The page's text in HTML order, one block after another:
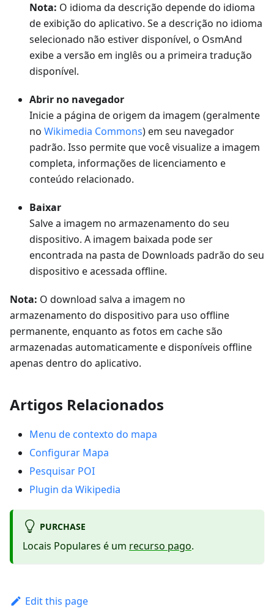
Nota: O idioma da descrição depende do idioma
de exibição do aplicativo. Se a descrição no idioma
selecionado não estiver disponível, o OsmAnd
exibe a versão em inglês ou a primeira tradução
disponível.
Abrir no navegador
Inicie a página de origem da imagem (geralmente
no Wikimedia Commons) em seu navegador
padrão. Isso permite que você visualize a imagem
completa, informações de licenciamento e
conteúdo relacionado.
Baixar
Salve a imagem no armazenamento do seu
dispositivo. A imagem baixada pode ser
encontrada na pasta de Downloads padrão do seu
dispositivo e acessada offline.
Nota: O download salva a imagem no
armazenamento do dispositivo para uso offline
permanente, enquanto as fotos em cache são
armazenadas automaticamente e disponíveis offline
apenas dentro do aplicativo.
Artigos Relacionados
Menu de contexto do mapa
Configurar Mapa
Pesquisar POI
Plugin da Wikipedia
PURCHASE
Locais Populares é um recurso pago.
Edit this page